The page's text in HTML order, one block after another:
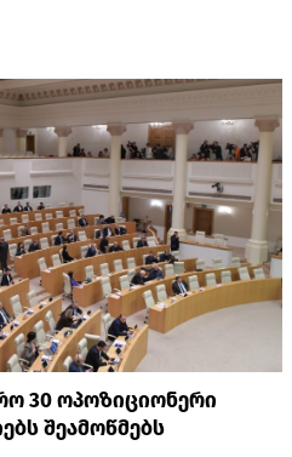
30 ოპოზიციონერი
შეამოწმებს